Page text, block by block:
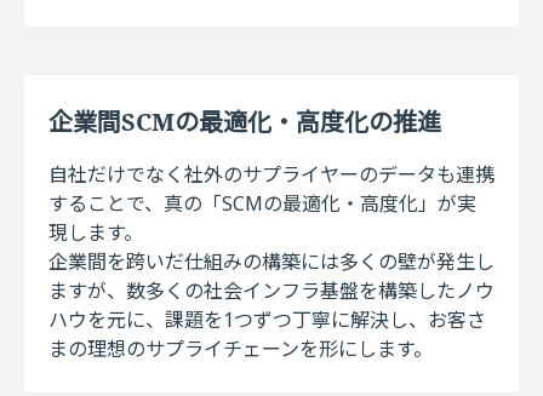
企業間SCMの最適化・高度化の推進
自社だけでなく社外のサプライヤーのデータも連携
することで、真の「SCMの最適化・高度化」が実
現します。
企業間を跨いだ仕組みの構築には多くの壁が発生し
ますが、数多くの社会インフラ基盤を構築したノウ
ハウを元に、課題を1つずつ丁寧に解決し、お客さ
まの理想のサプライチェーンを形にします。